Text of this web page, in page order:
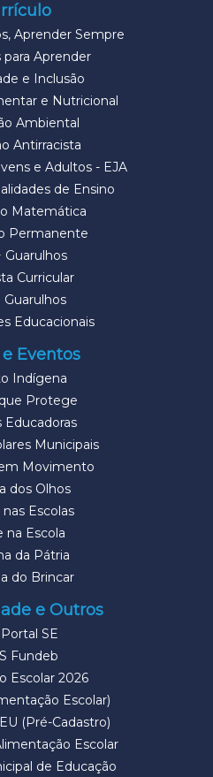
Aprender Sempre
para Aprender
e Inclusão
e Nutricional
Ambiental
Antirracista
e Adultos - EJA
de Ensino
Matemática
Permanente
Guarulhos
Curricular
Guarulhos
Educacionais
Eventos
Indígena
Protege
Educadoras
Municipais
Movimento
dos Olhos
nas Escolas
na Escola
da Pátria
do Brincar
e Outros
SE
Fundeb
Escolar 2026
Escolar)
(Pré-Cadastro)
Escolar
de Educação